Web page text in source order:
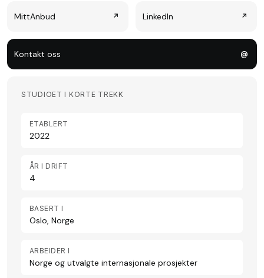
MittAnbud ↗ LinkedIn ↗
Kontakt oss @
STUDIOET I KORTE TREKK
ETABLERT
2022
ÅR I DRIFT
4
BASERT I
Oslo, Norge
ARBEIDER I
Norge og utvalgte internasjonale prosjekter